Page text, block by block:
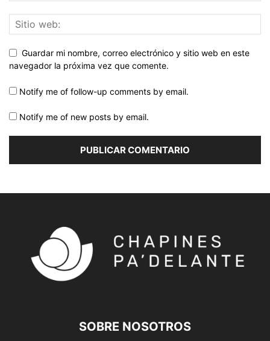
Guardar mi nombre, correo electrónico y sitio web en este
navegador la próxima vez que comente.
Notify me of follow-up comments by email.
Notify me of new posts by email.
SOBRE NOSOTROS